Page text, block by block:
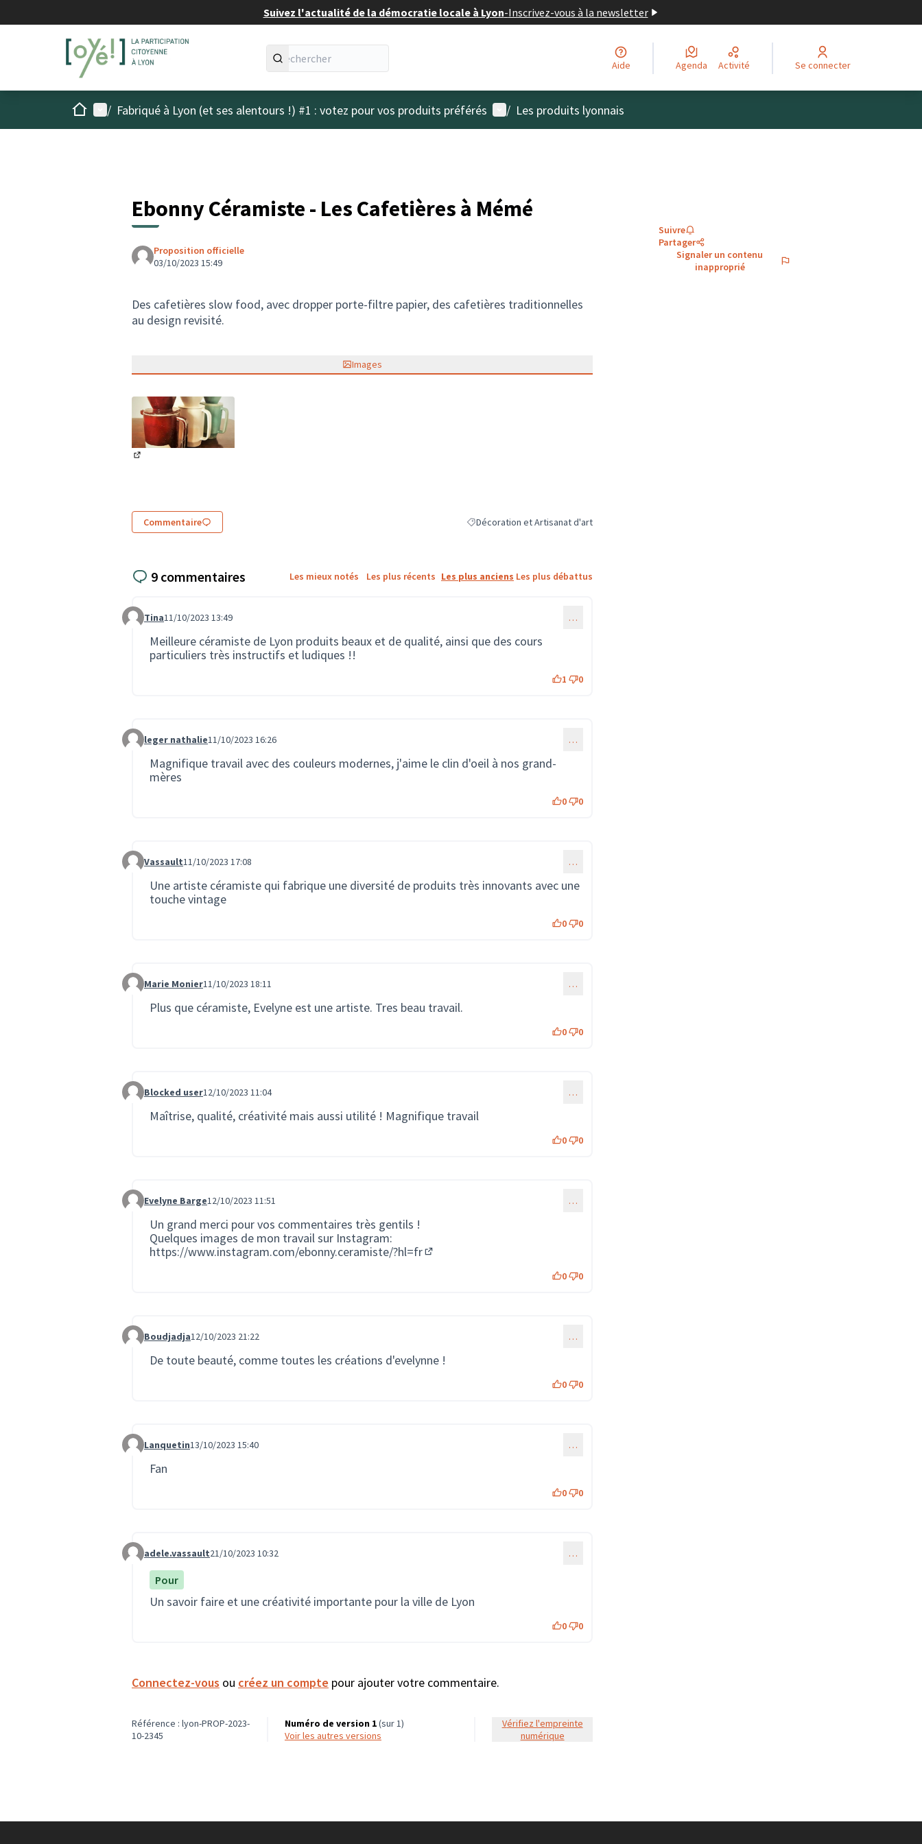
Suivez l'actualité de la démocratie locale à Lyon-Inscrivez-vous à la newsletter
Aide Agenda Activité Se connecter
AccueilMenu principal
/ Fabriqué à Lyon (et ses alentours !) #1 : votez pour vos produits préférés Menu utilisateur
/ Les produits lyonnais
Ebonny Céramiste - Les Cafetières à Mémé
Proposition officielle
03/10/2023 15:49
Des cafetières slow food, avec dropper porte-filtre papier, des cafetières traditionnelles
au design revisité.
Images
Commentaire Filtrer les résultats de la catégorie : Décoration et Artisanat d'art
Décoration et Artisanat d'art
Suivre
Partager
Signaler un contenu
inapproprié
9 commentaires Les mieux notés Les plus récents Les plus anciens Les plus débattus
Commentaire 1789
Tina11/10/2023 13:49 …
Meilleure céramiste de Lyon produits beaux et de qualité, ainsi que des cours
particuliers très instructifs et ludiques !!
1 0
Commentaire 1794
leger nathalie11/10/2023 16:26 …
Magnifique travail avec des couleurs modernes, j'aime le clin d'oeil à nos grand-
mères
0 0
Commentaire 1796
Vassault11/10/2023 17:08 …
Une artiste céramiste qui fabrique une diversité de produits très innovants avec une
touche vintage
0 0
Commentaire 1797
Marie Monier11/10/2023 18:11 …
Plus que céramiste, Evelyne est une artiste. Tres beau travail.
0 0
Commentaire 1806
Blocked user12/10/2023 11:04 …
Maîtrise, qualité, créativité mais aussi utilité ! Magnifique travail
0 0
Commentaire 1807
Evelyne Barge12/10/2023 11:51 …
Un grand merci pour vos commentaires très gentils !
Quelques images de mon travail sur Instagram:
https://www.instagram.com/ebonny.ceramiste/?hl=fr
0 0
Commentaire 1813
Boudjadja12/10/2023 21:22 …
De toute beauté, comme toutes les créations d'evelynne !
0 0
Commentaire 1829
Lanquetin13/10/2023 15:40 …
Fan
0 0
Commentaire 1899
adele.vassault21/10/2023 10:32 …
Pour
Un savoir faire et une créativité importante pour la ville de Lyon
0 0
Connectez-vous ou créez un compte pour ajouter votre commentaire.
Référence : lyon-PROP-2023-
10-2345
Numéro de version 1(sur 1)
voir les autres versions
Vérifiez l'empreinte
numérique